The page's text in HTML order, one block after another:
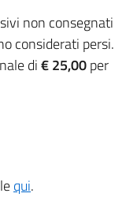
non consegnati
considerati persi.
di€ 25,00per
qui.